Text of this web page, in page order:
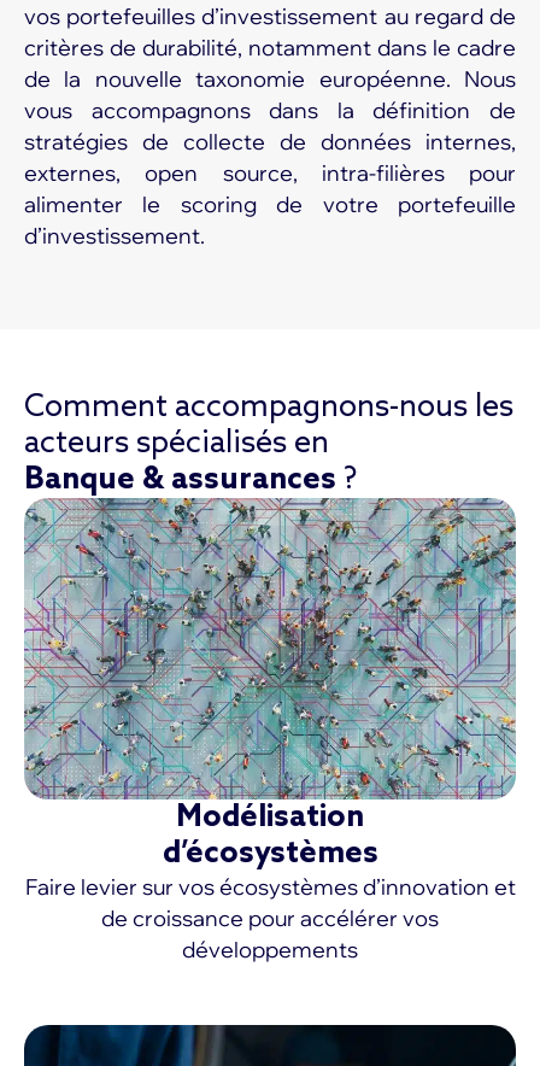
vos portefeuilles d’investissement au regard de
critères de durabilité, notamment dans le cadre
de la nouvelle taxonomie européenne. Nous
vous accompagnons dans la définition de
stratégies de collecte de données internes,
externes, open source, intra-filières pour
alimenter le scoring de votre portefeuille
d’investissement.
Comment accompagnons-nous les
acteurs spécialisés en
Banque & assurances ?
Modélisation
d’écosystèmes
Faire levier sur vos écosystèmes d’innovation et
de croissance pour accélérer vos
développements